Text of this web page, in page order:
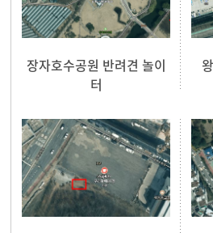
장자호수공원 반려견 놀이
터